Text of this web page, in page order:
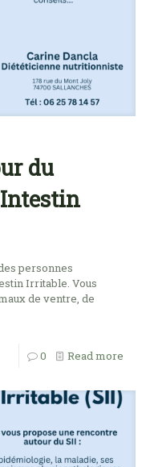
du
personnes
Irritable. Vous
de ventre, de
0 Read more